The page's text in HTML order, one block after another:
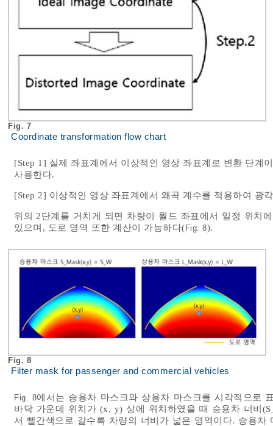
Fig. 7
Coordinate transformation flow chart
[Step 1] 실제 좌표계에서 이상적인 영상 좌표계로 변환 단계
사용한다.
[Step 2] 이상적인 영상 좌표계에서 왜곡 계수를 적용하여 광
위의 2단계를 거치게 되면 차량이 월드 좌표에서 일정 위치
있으며, 도로 영역 또한 계산이 가능하다(Fig. 8).
Fig. 8
Filter mask for passenger and commercial vehicles
Fig. 8에서는 승용차 마스크와 상용차 마스크를 시각적으로
바닥 가운데 위치가 (x, y) 상에 위치하였을 때 승용차 너비
서 빨간색으로 갈수록 차량의 너비가 넓은 영역이다. 승용